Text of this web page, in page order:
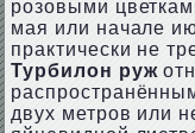
розовыми
мая или начале
практически не
Турбилон руж
двух метров или